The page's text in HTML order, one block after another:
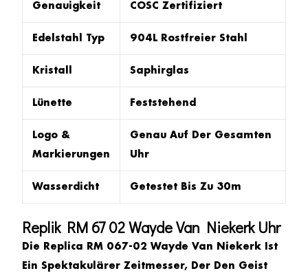
Genauigkeit
COSC Zertifiziert
Edelstahl Typ 904L Rostfreier Stahl
Kristall Saphirglas
Lünette Feststehend
Logo &
Markierungen
Genau Auf Der Gesamten
Uhr
Wasserdicht Getestet Bis Zu 30m
Replik RM 67 02 Wayde Van Niekerk Uhr
Die Replica RM 067-02 Wayde Van Niekerk Ist
Ein Spektakulärer Zeitmesser, Der Den Geist